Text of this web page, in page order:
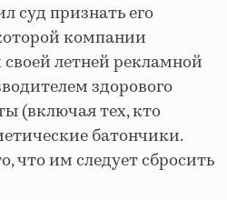
суд признать его
компании
летней рекламной
здорового
(включая тех, кто
батончики.
что им следует сбросить